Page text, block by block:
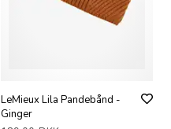
LeMieux Lila Pandebånd -
Ginger